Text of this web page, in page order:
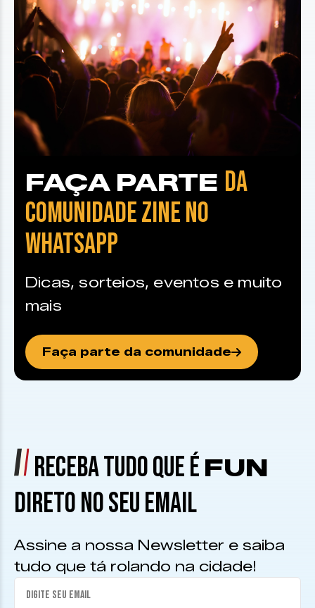
FAÇA PARTE DA
COMUNIDADE ZINE NO
WHATSAPP
Dicas, sorteios, eventos e muito
mais
Faça parte da comunidade
RECEBA TUDO QUE É FUN
DIRETO NO SEU EMAIL
Assine a nossa Newsletter e saiba
tudo que tá rolando na cidade!